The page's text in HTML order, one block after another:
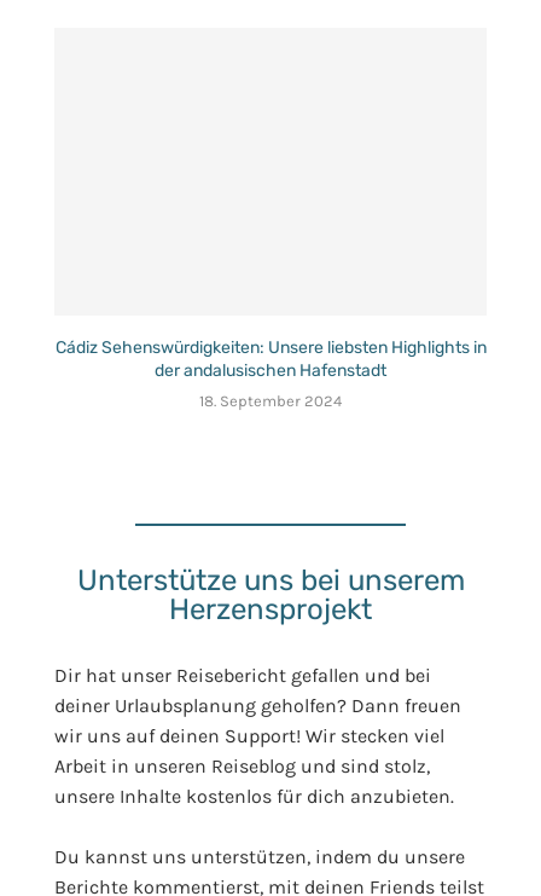
Cádiz Sehenswürdigkeiten: Unsere liebsten Highlights in
der andalusischen Hafenstadt
18. September 2024
Unterstütze uns bei unserem
Herzensprojekt
Dir hat unser Reisebericht gefallen und bei
deiner Urlaubsplanung geholfen? Dann freuen
wir uns auf deinen Support! Wir stecken viel
Arbeit in unseren Reiseblog und sind stolz,
unsere Inhalte kostenlos für dich anzubieten.
Du kannst uns unterstützen, indem du unsere
Berichte kommentierst, mit deinen Friends teilst